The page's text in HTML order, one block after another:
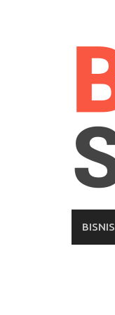
BISNIS